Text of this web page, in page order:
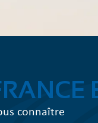
connaître